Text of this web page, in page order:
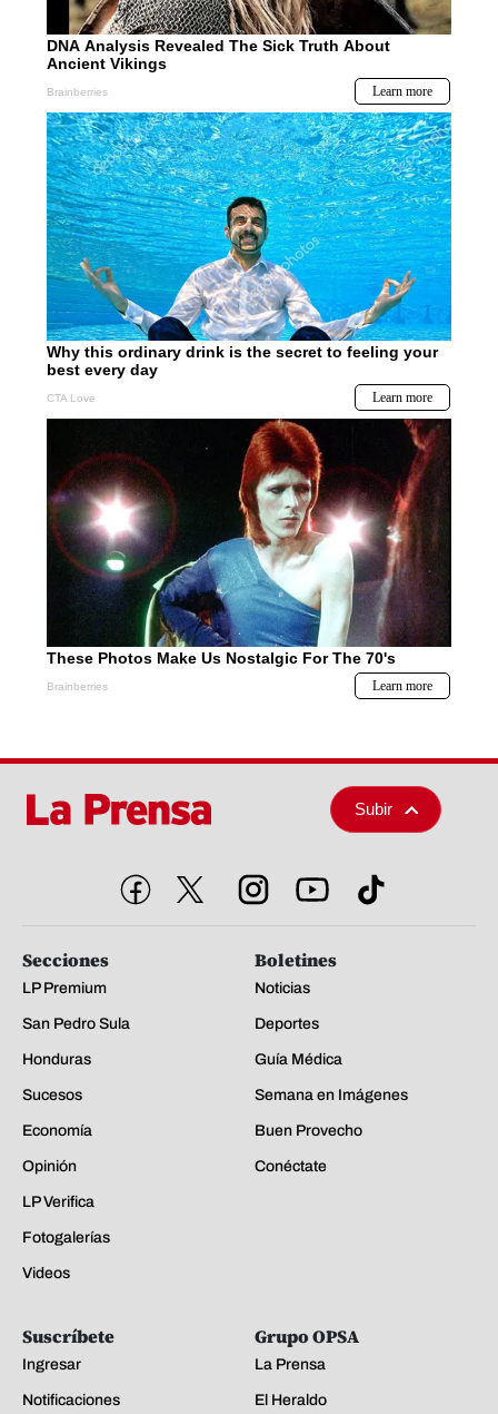
Subir
Secciones
LP Premium
San Pedro Sula
Honduras
Sucesos
Economía
Opinión
LP Verifica
Fotogalerías
Videos
Boletines
Noticias
Deportes
Guía Médica
Semana en Imágenes
Buen Provecho
Conéctate
Suscríbete
Ingresar
Notificaciones
Grupo OPSA
La Prensa
El Heraldo